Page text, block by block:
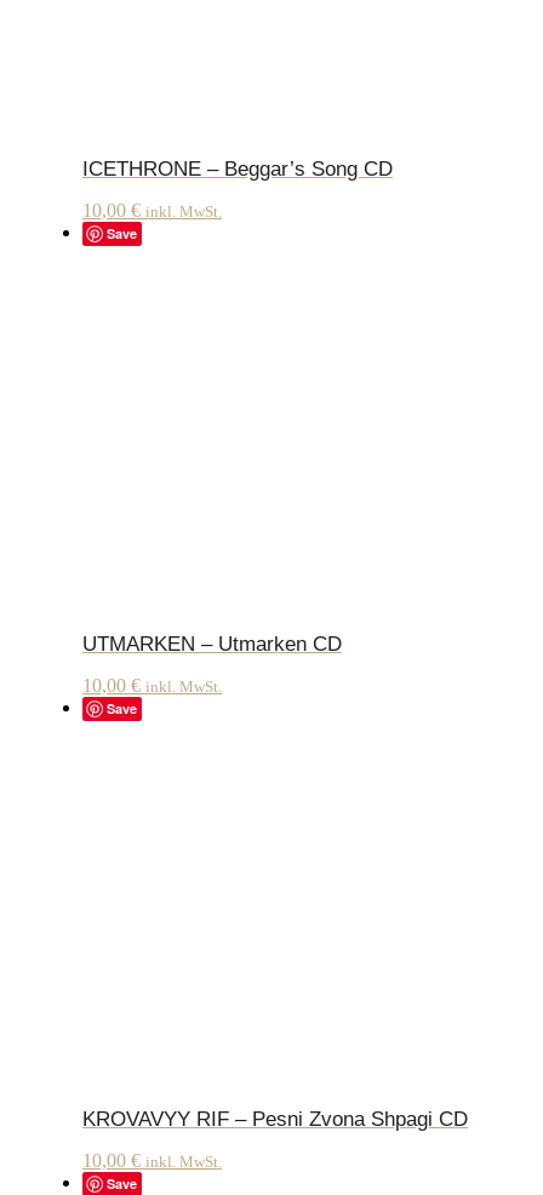
ICETHRONE – Beggar’s Song CD
10,00 € inkl. MwSt.
Save
UTMARKEN – Utmarken CD
10,00 € inkl. MwSt.
Save
KROVAVYY RIF – Pesni Zvona Shpagi CD
10,00 € inkl. MwSt.
Save